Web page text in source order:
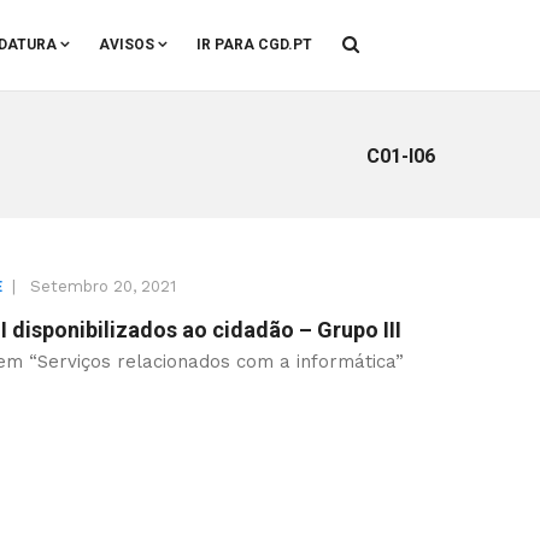
AVISOS IR PARA CGD.PT
C01-I06
Setembro 20, 2021
disponibilizados ao cidadão – Grupo III
“Serviços relacionados com a informática”